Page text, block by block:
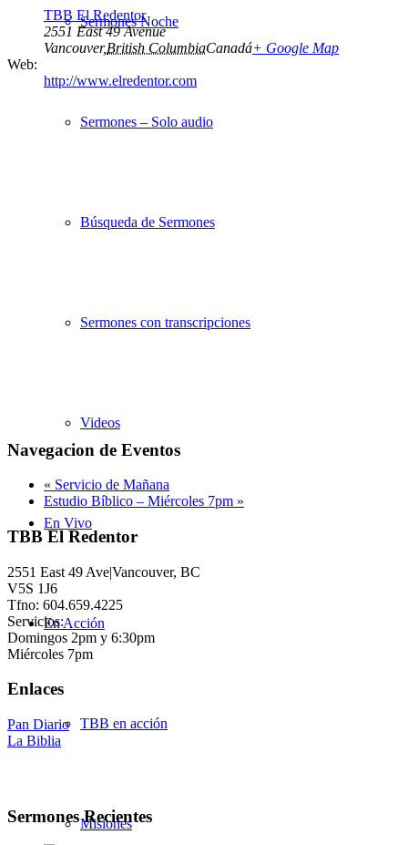
Sermones Noche
Sermones – Solo audio
Búsqueda de Sermones
Sermones con transcripciones
Videos
En Vivo
En Acción
TBB en acción
Misiones
TBB El Redentor
2551 East 49 Avenue
Vancouver,British ColumbiaCanadá+ Google Map
Web:
http://www.elredentor.com
Navegacion de Eventos
« Servicio de Mañana
Estudio Bíblico – Miércoles 7pm »
TBB El Redentor
2551 East 49 Ave|Vancouver, BC
V5S 1J6
Tfno: 604.659.4225
Servicios:
Domingos 2pm y 6:30pm
Miércoles 7pm
Enlaces
Pan Diario
La Biblia
Sermones Recientes